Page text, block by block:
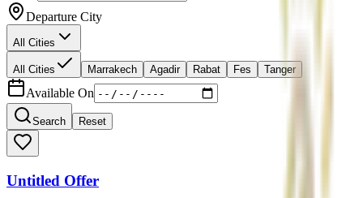
Departure City
All Cities
All Cities Marrakech Agadir Rabat Fes Tanger
Available On
Search Reset
Untitled Offer